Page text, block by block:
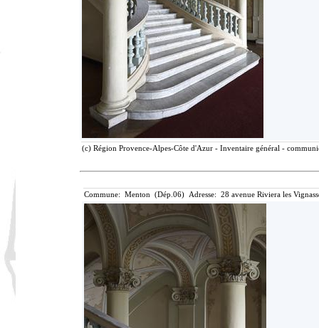
(c) Région Provence-Alpes-Côte d'Azur - Inventaire général -
Commune: Menton (Dép.06) Adresse: 28 avenue Riviera les